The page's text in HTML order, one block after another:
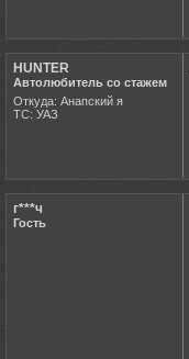
HUNTER
Автолюбитель со стажем
Откуда: Анапский я
ТС: УАЗ
г***ч
Гость